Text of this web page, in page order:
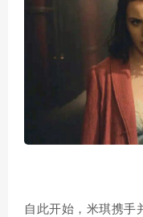
自此开始，米琪携手